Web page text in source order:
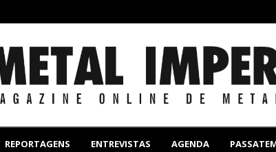
REPORTAGENS ENTREVISTAS AGENDA